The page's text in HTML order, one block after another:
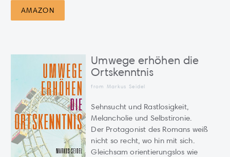
AMAZON
Umwege erhöhen die
Ortskenntnis
from Markus Seidel
Sehnsucht und Rastlosigkeit,
Melancholie und Selbstironie.
Der Protagonist des Romans weiß
nicht so recht, wo hin mit sich.
Gleichsam orientierungslos wie